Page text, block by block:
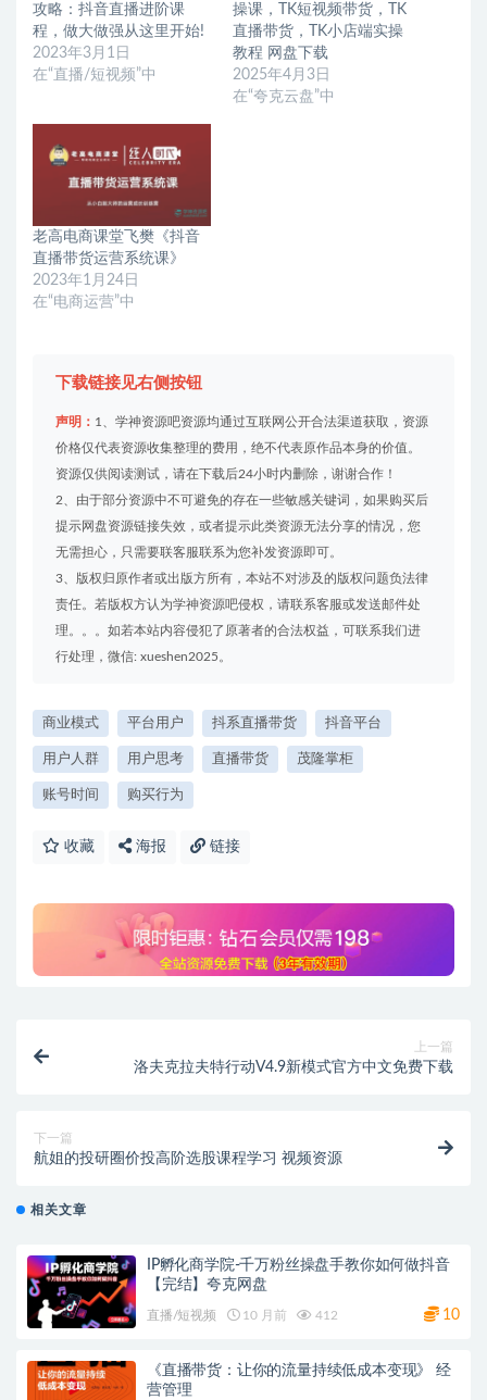
攻略：抖音直播进阶课
程，做大做强从这里开始!
2023年3月1日
在“直播/短视频”中
操课，TK短视频带货，TK
直播带货，TK小店端实操
教程 网盘下载
2025年4月3日
在“夸克云盘”中
老高电商课堂飞樊《抖音
直播带货运营系统课》
2023年1月24日
在“电商运营”中
下载链接见右侧按钮
声明： 1、学神资源吧资源均通过互联网公开合法渠道获取，资源
价格仅代表资源收集整理的费用，绝不代表原作品本身的价值。
资源仅供阅读测试，请在下载后24小时内删除，谢谢合作！
2、由于部分资源中不可避免的存在一些敏感关键词，如果购买后
提示网盘资源链接失效，或者提示此类资源无法分享的情况，您
无需担心，只需要联客服联系为您补发资源即可。
3、版权归原作者或出版方所有，本站不对涉及的版权问题负法律
责任。若版权方认为学神资源吧侵权，请联系客服或发送邮件处
理。。。如若本站内容侵犯了原著者的合法权益，可联系我们进
行处理，微信: xueshen2025。
商业模式 平台用户 抖系直播带货 抖音平台
用户人群 用户思考 直播带货 茂隆掌柜
账号时间 购买行为
收藏 海报 链接
上一篇
洛夫克拉夫特行动V4.9新模式官方中文免费下载
下一篇
航姐的投研圈价投高阶选股课程学习 视频资源
相关文章
IP孵化商学院-千万粉丝操盘手教你如何做抖音
【完结】夸克网盘
直播/短视频 10 月前 412 10
《直播带货：让你的流量持续低成本变现》 经
营管理